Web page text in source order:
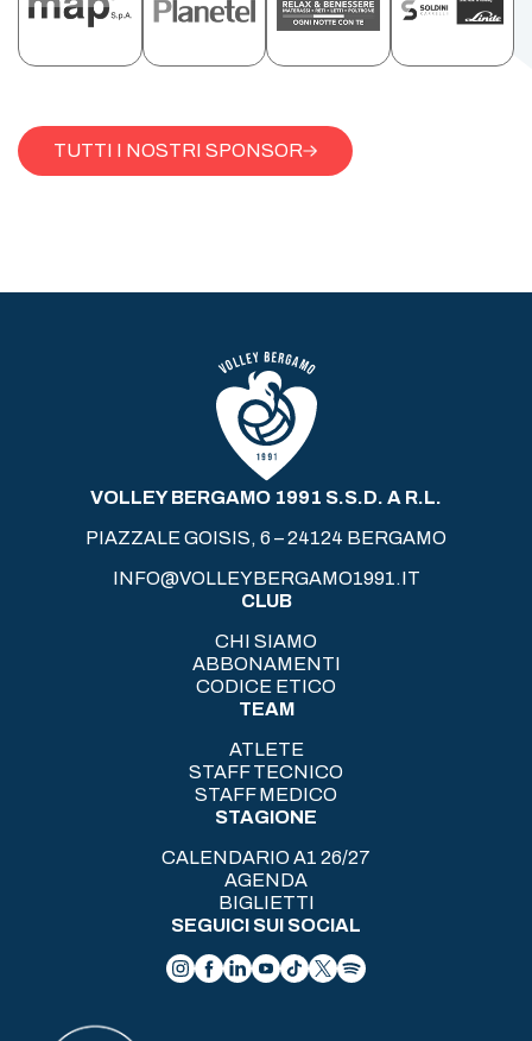
TUTTI I NOSTRI SPONSOR
VOLLEY BERGAMO 1991 S.S.D. A R.L.
PIAZZALE GOISIS, 6 – 24124 BERGAMO
INFO@VOLLEYBERGAMO1991.IT
CLUB
CHI SIAMO
ABBONAMENTI
CODICE ETICO
TEAM
ATLETE
STAFF TECNICO
STAFF MEDICO
STAGIONE
CALENDARIO A1 26/27
AGENDA
BIGLIETTI
SEGUICI SUI SOCIAL